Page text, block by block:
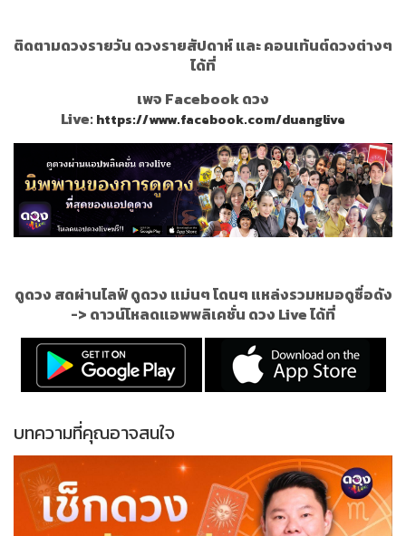
ติดตามดวงรายวัน ดวงรายสัปดาห์ และ คอนเท้นต์ดวงต่างๆ
ได้ที่
เพจ Facebook ดวง
Live:https://www.facebook.com/duanglive
ดูดวง สดผ่านไลฟ์ ดูดวง แม่นๆ โดนๆ แหล่งรวมหมอดูชื่อดัง
-> ดาวน์โหลดแอพพลิเคชั่น ดวง Live ได้ที่
บทความที่คุณอาจสนใจ